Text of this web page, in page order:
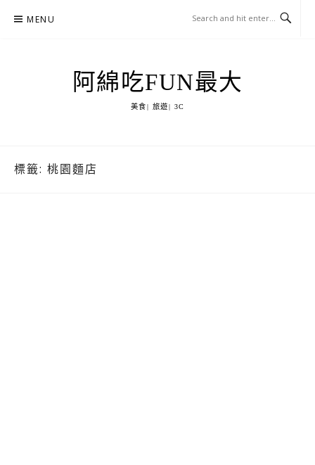
MENU
阿綿吃FUN最大
美食| 旅遊| 3C
標籤: 桃園麵店